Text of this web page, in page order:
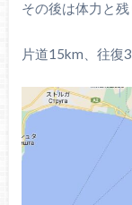
その後は体力と残
片道15km、往復